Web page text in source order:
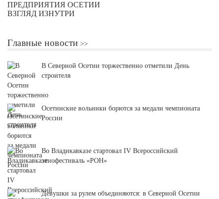
ПРЕДПРИЯТИЯ ОСЕТИИ
ВЗГЛЯД ИЗНУТРИ
Главные новости
В Северной Осетии торжественно отметили День
строителя
Осетинские вольники борются за медали чемпионата
России
Во Владикавказе стартовал IV Всероссийский
этнофестиваль «РОН»
Девушки за рулем объединяются: в Северной Осетии